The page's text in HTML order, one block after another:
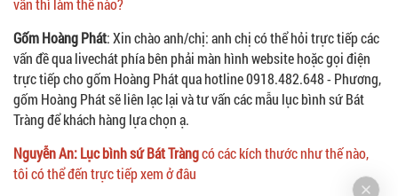
vấn thì làm thế nào?
Gốm Hoàng Phát: Xin chào anh/chị: anh chị có thể hỏi trực tiếp các
vấn đề qua livechát phía bên phải màn hình website hoặc gọi điện
trực tiếp cho gốm Hoàng Phát qua hotline 0918.482.648 - Phương,
gốm Hoàng Phát sẽ liên lạc lại và tư vấn các mẫu lục bình sứ Bát
Tràng để khách hàng lựa chọn ạ.
Nguyễn An: Lục bình sứ Bát Tràngcó các kích thước như thế nào,
tôi có thể đến trực tiếp xem ở đâu